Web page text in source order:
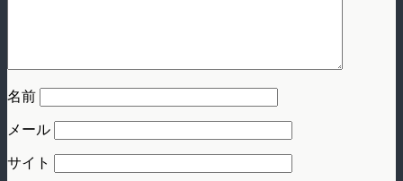
名前
メール
サイト